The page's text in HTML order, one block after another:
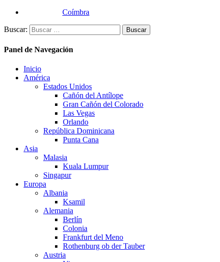
Coímbra
Buscar:
Panel de Navegación
Inicio
América
Estados Unidos
Cañón del Antílope
Gran Cañón del Colorado
Las Vegas
Orlando
República Dominicana
Punta Cana
Asia
Malasia
Kuala Lumpur
Singapur
Europa
Albania
Ksamil
Alemania
Berlín
Colonia
Frankfurt del Meno
Rothenburg ob der Tauber
Austria